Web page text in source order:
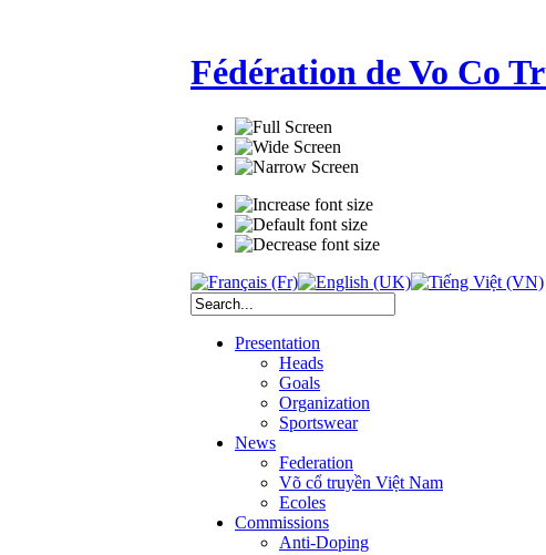
Fédération de Vo Co
Presentation
Heads
Goals
Organization
Sportswear
News
Federation
Võ cổ truyền Việt Nam
Ecoles
Commissions
Anti-Doping